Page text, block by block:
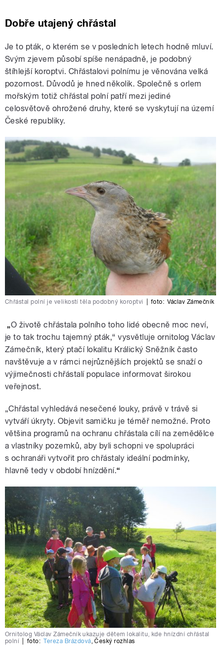
Dobře utajený chřástal
Je to pták, o kterém se v posledních letech hodně mluví.
Svým zjevem působí spíše nenápadně, je podobný
štíhlejší koroptvi. Chřástalovi polnímu je věnována velká
pozornost. Důvodů je hned několik. Společně s orlem
mořským totiž chřástal polní patří mezi jediné
celosvětově ohrožené druhy, které se vyskytují na území
České republiky.
Chřástal polní je velikostí těla podobný koroptvi foto: Václav Zámečník
„O životě chřástala polního toho lidé obecně moc neví,
je to tak trochu tajemný pták,“ vysvětluje ornitolog Václav
Zámečník, který ptačí lokalitu Králický Sněžník často
navštěvuje a v rámci nejrůznějších projektů se snaží o
výjimečnosti chřástalí populace informovat širokou
veřejnost.
„Chřástal vyhledává nesečené louky, právě v trávě si
vytváří úkryty. Objevit samičku je téměř nemožné. Proto
většina programů na ochranu chřástala cílí na zemědělce
a vlastníky pozemků, aby byli schopni ve spolupráci
s ochranáři vytvořit pro chřástaly ideální podmínky,
hlavně tedy v období hnízdění.“
Ornitolog Václav Zámečník ukazuje dětem lokalitu, kde hnízdní chřástal
polní
foto: Tereza Brázdová ,Český rozhlas